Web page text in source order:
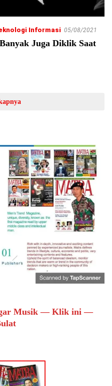
Informasi 05/08/2021
Juga Diklik Saat
Musik — Klik ini —